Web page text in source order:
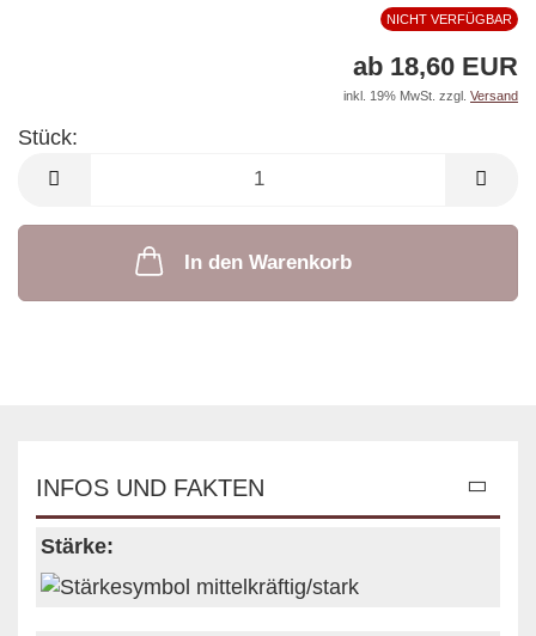
NICHT VERFÜGBAR
ab 18,60 EUR
inkl. 19% MwSt. zzgl. Versand
Stück:
Stück
In den Warenkorb
INFOS UND FAKTEN
Stärke: